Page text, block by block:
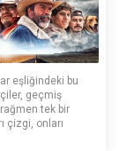
eşliğindeki bu
geçmiş
tek bir
çizgi, onları